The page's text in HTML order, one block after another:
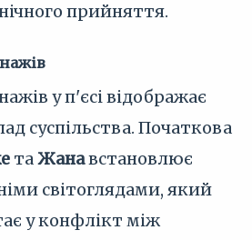
прийняття.
у п'єсі відображає
суспільства. Початкова
таЖанавстановлює
світоглядами, який
у конфлікт між